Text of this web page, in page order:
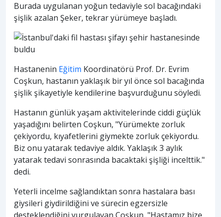
Burada uygulanan yoğun tedaviyle sol bacağındaki
şişlik azalan Şeker, tekrar yürümeye başladı.
Hastanenin Eğitim Koordinatörü Prof. Dr. Evrim
Coşkun, hastanın yaklaşık bir yıl önce sol bacağında
şişlik şikayetiyle kendilerine başvurduğunu söyledi.
Hastanın günlük yaşam aktivitelerinde ciddi güçlük
yaşadığını belirten Coşkun, "Yürümekte zorluk
çekiyordu, kıyafetlerini giymekte zorluk çekiyordu.
Biz onu yatarak tedaviye aldık. Yaklaşık 3 aylık
yatarak tedavi sonrasında bacaktaki şişliği incelttik."
dedi.
Yeterli incelme sağlandıktan sonra hastalara bası
giysileri giydirildiğini ve sürecin egzersizle